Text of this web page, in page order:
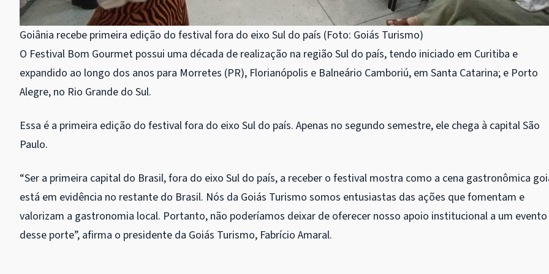
Goiânia recebe primeira edição do festival fora do eixo Sul do país (Foto: Goiás Turismo)
O Festival Bom Gourmet possui uma década de realização na região Sul do país, tendo iniciado em Curitiba e
expandido ao longo dos anos para Morretes (PR), Florianópolis e Balneário Camboriú, em Santa Catarina; e Porto
Alegre, no Rio Grande do Sul.
Essa é a primeira edição do festival fora do eixo Sul do país. Apenas no segundo semestre, ele chega à capital São
Paulo.
“Ser a primeira capital do Brasil, fora do eixo Sul do país, a receber o festival mostra como a cena gastronômica
está em evidência no restante do Brasil. Nós da Goiás Turismo somos entusiastas das ações que fomentam e
valorizam a gastronomia local. Portanto, não poderíamos deixar de oferecer nosso apoio institucional a um evento
desse porte”, afirma o presidente da Goiás Turismo, Fabrício Amaral.